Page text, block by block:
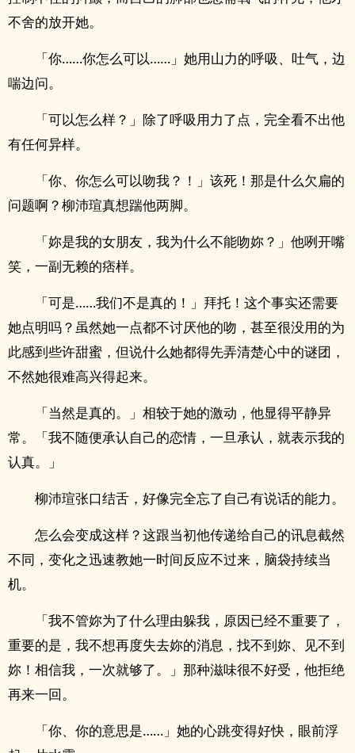
不舍的放开她。
「你……你怎么可以……」她用山力的呼吸、吐气，边
喘边问。
「可以怎么样？」除了呼吸用力了点，完全看不出他
有任何异样。
「你、你怎么可以吻我？！」该死！那是什么欠扁的
问题啊？柳沛瑄真想踹他两脚。
「妳是我的女朋友，我为什么不能吻妳？」他咧开嘴
笑，一副无赖的痞样。
「可是……我们不是真的！」拜托！这个事实还需要
她点明吗？虽然她一点都不讨厌他的吻，甚至很没用的为
此感到些许甜蜜，但说什么她都得先弄清楚心中的谜团，
不然她很难高兴得起来。
「当然是真的。」相较于她的激动，他显得平静异
常。「我不随便承认自己的恋情，一旦承认，就表示我的
认真。」
柳沛瑄张口结舌，好像完全忘了自己有说话的能力。
怎么会变成这样？这跟当初他传递给自己的讯息截然
不同，变化之迅速教她一时间反应不过来，脑袋持续当
机。
「我不管妳为了什么理由躲我，原因已经不重要了，
重要的是，我不想再度失去妳的消息，找不到妳、见不到
妳！相信我，一次就够了。」那种滋味很不好受，他拒绝
再来一回。
「你、你的意思是……」她的心跳变得好快，眼前浮